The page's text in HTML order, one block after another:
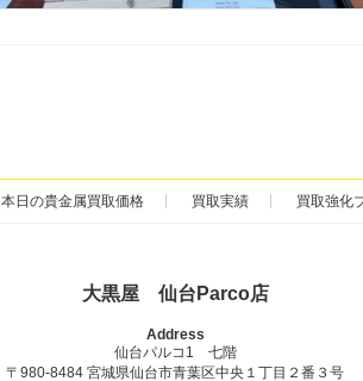
本日の貴金属買取価格 買取実績 買取強化
大黒屋 仙台Parco店
Address
仙台パルコ1 七階
〒980-8484 宮城県仙台市青葉区中央１丁目２番３号